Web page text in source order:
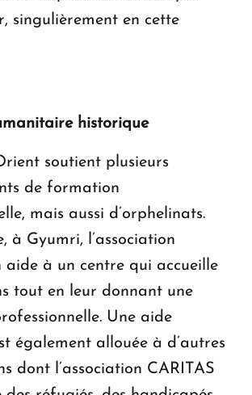
singulièrement en cette
historique
soutient plusieurs
de formation
mais aussi d’orphelinats.
à Gyumri, l’association
aide à un centre qui accueille
tout en leur donnant une
Une aide
également allouée à d’autres
dont l’association CARITAS